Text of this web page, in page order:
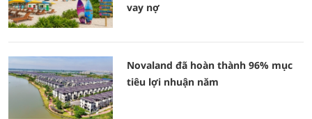
vay nợ
Novaland đã hoàn thành 96% mục
tiêu lợi nhuận năm